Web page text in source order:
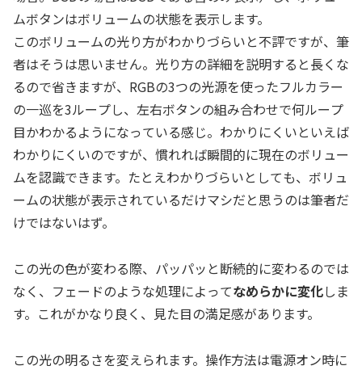
ムボタンはボリュームの状態を表示します。
このボリュームの光り方がわかりづらいと不評ですが、筆
者はそうは思いません。光り方の詳細を説明すると長くな
るので省きますが、RGBの3つの光源を使ったフルカラー
の一巡を3ループし、左右ボタンの組み合わせで何ループ
目かわかるようになっている感じ。わかりにくいといえば
わかりにくいのですが、慣れれば瞬間的に現在のボリュー
ムを認識できます。たとえわかりづらいとしても、ボリュ
ームの状態が表示されているだけマシだと思うのは筆者だ
けではないはず。
この光の色が変わる際、パッパッと断続的に変わるのでは
なく、フェードのような処理によってなめらかに変化しま
す。これがかなり良く、見た目の満足感があります。
この光の明るさを変えられます。操作方法は電源オン時に